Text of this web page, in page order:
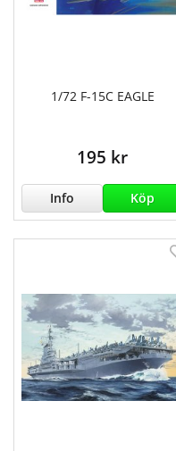
1/72 F-15C EAGLE
195 kr
Info Köp